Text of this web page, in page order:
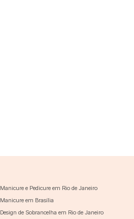
Manicure e Pedicure em Rio de Janeiro
Manicure em Brasília
Design de Sobrancelha em Rio de Janeiro